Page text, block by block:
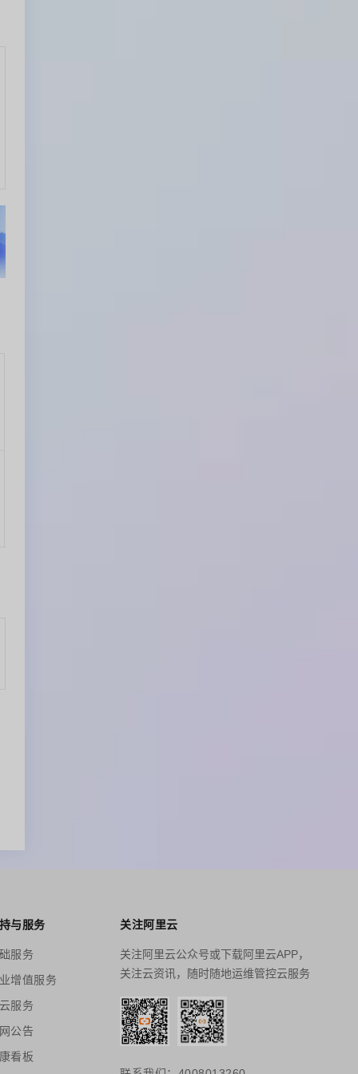
与服务
服务
增值服务
服务
公告
看板
关注阿里云
关注阿里云公众号或下载阿里云APP，
关注云资讯，随时随地运维管控云服务